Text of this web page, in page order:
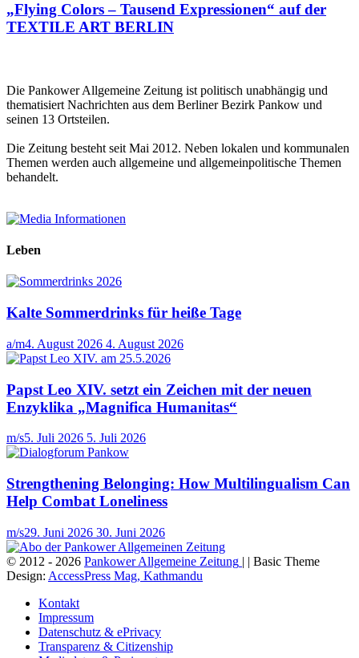
„Flying Colors – Tausend Expressionen“ auf der
TEXTILE ART BERLIN
Die Pankower Allgemeine Zeitung ist politisch unabhängig und
thematisiert Nachrichten aus dem Berliner Bezirk Pankow und
seinen 13 Ortsteilen.
Die Zeitung besteht seit Mai 2012. Neben lokalen und kommunalen
Themen werden auch allgemeine und allgemeinpolitische Themen
behandelt.
Leben
Kalte Sommerdrinks für heiße Tage
a/m4. August 2026 4. August 2026
Papst Leo XIV. setzt ein Zeichen mit der neuen
Enzyklika „Magnifica Humanitas“
m/s5. Juli 2026 5. Juli 2026
Strengthening Belonging: How Multilingualism Can
Help Combat Loneliness
m/s29. Juni 2026 30. Juni 2026
© 2012 - 2026 Pankower Allgemeine Zeitung | | Basic Theme
Design: AccessPress Mag, Kathmandu
Kontakt
Impressum
Datenschutz & ePrivacy
Transparenz & Citizenship